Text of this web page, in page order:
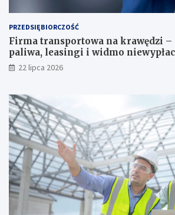
PRZEDSIĘBIORCZOŚĆ
Firma transportowa na krawędzi –
paliwa, leasingi i widmo
22 lipca 2026